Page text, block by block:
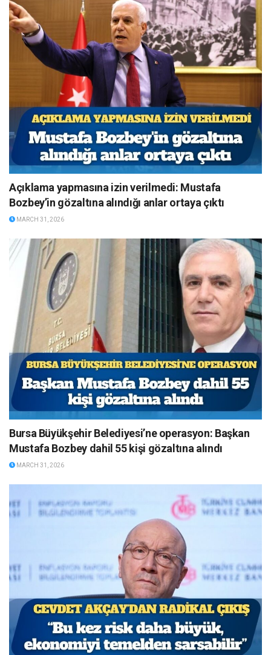
Açıklama yapmasına izin verilmedi: Mustafa
Bozbey’in gözaltına alındığı anlar ortaya çıktı
MARCH 31, 2026
Bursa Büyükşehir Belediyesi’ne operasyon: Başkan
Mustafa Bozbey dahil 55 kişi gözaltına alındı
MARCH 31, 2026